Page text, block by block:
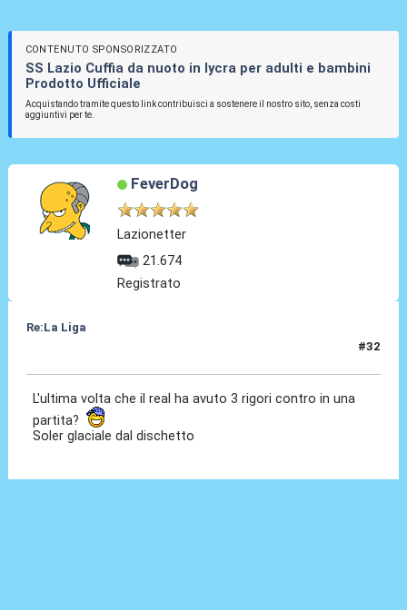
CONTENUTO SPONSORIZZATO
SS Lazio Cuffia da nuoto in lycra per adulti e bambini
Prodotto Ufficiale
Acquistando tramite questo link contribuisci a sostenere il nostro sito, senza costi
aggiuntivi per te.
FeverDog
Lazionetter
21.674
Registrato
Re:La Liga
#32
L'ultima volta che il real ha avuto 3 rigori contro in una
partita?
Soler glaciale dal dischetto